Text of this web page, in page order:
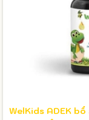
WelKids ADEK